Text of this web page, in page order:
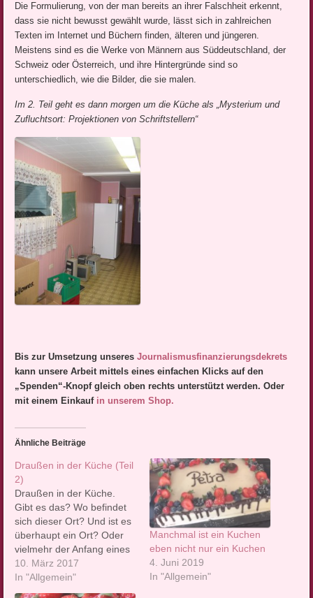
Die Formulierung, von der man bereits an ihrer Falschheit erkennt,
dass sie nicht bewusst gewählt wurde, lässt sich in zahlreichen
Texten im Internet und Büchern finden, älteren und jüngeren.
Meistens sind es die Werke von Männern aus Süddeutschland, der
Schweiz oder Österreich, und ihre Hintergründe sind so
unterschiedlich, wie die Bilder, die sie malen.
Im 2. Teil geht es dann morgen um die Küche als „Mysterium und
Zufluchtsort: Projektionen von Schriftstellern“
Bis zur Umsetzung unseresJournalismusfinanzierungsdekrets
kann unsere Arbeit mittels eines einfachen Klicks auf den
„Spenden“-Knopf gleich oben rechts unterstützt werden. Oder
mit einem Einkauf in unserem Shop.
Ähnliche Beiträge
Draußen in der Küche (Teil
2)
Draußen in der Küche.
Gibt es das? Wo befindet
sich dieser Ort? Und ist es
überhaupt ein Ort? Oder
vielmehr der Anfang eines
frauenfeindlichen Witzes?
In Teilen Afrikas ist es
aufgrund des mangelndes
10. März 2017
In "Allgemein"
Manchmal ist ein Kuchen
eben nicht nur ein Kuchen
4. Juni 2019
In "Allgemein"